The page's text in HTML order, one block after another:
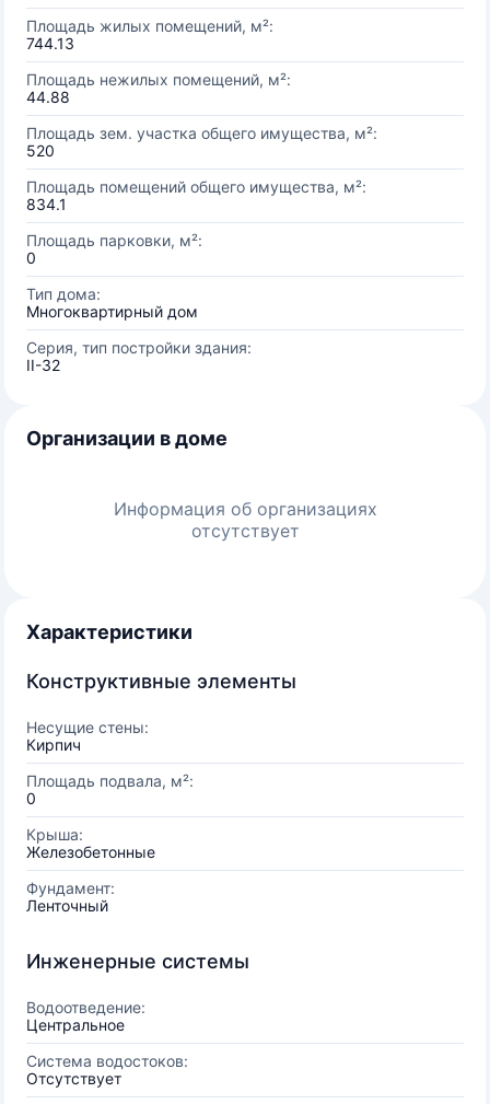
Площадь жилых помещений, м²:
744.13
Площадь нежилых помещений, м²:
44.88
Площадь зем. участка общего имущества, м²:
520
Площадь помещений общего имущества, м²:
834.1
Площадь парковки, м²:
0
Тип дома:
Многоквартирный дом
Серия, тип постройки здания:
II-32
Организации в доме
Информация об организациях
отсутствует
Характеристики
Конструктивные элементы
Несущие стены:
Кирпич
Площадь подвала, м²:
0
Крыша:
Железобетонные
Фундамент:
Ленточный
Инженерные системы
Водоотведение:
Центральное
Система водостоков:
Отсутствует